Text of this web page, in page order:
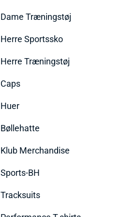
Dame Træningstøj
Herre Sportssko
Herre Træningstøj
Caps
Huer
Bøllehatte
Klub Merchandise
Sports-BH
Tracksuits